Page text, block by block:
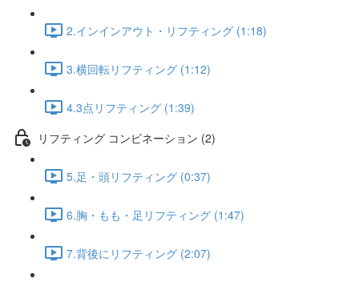
2.インインアウト・リフティング (1:18)
3.横回転リフティング (1:12)
4.3点リフティング (1:39)
リフティング コンビネーション (2)
5.足・頭リフティング (0:37)
6.胸・もも・足リフティング (1:47)
7.背後にリフティング (2:07)